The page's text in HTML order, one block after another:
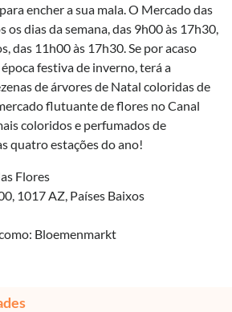
encher a sua mala. O Mercado das
os dias da semana, das 9h00 às 17h30,
das 11h00 às 17h30. Se por acaso
festiva de inverno, terá a
de árvores de Natal coloridas de
flutuante de flores no Canal
coloridos e perfumados de
quatro estações do ano!
Flores
1017 AZ, Países Baixos
Bloemenmarkt